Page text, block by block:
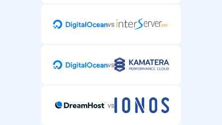
vs
vs
vs